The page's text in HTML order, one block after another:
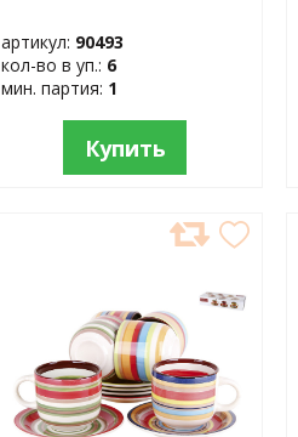
артикул: 90493
кол-во в уп.: 6
мин. партия: 1
Купить